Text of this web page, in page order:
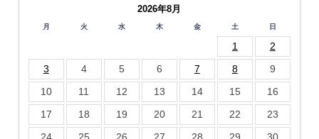
2026年8月
月 火 水 木 金 土 日
1
2
3
4 5 6 7 8
9
10
11 12 13 14 15
16
17
18 19 20 21 22
23
24
25 26 27 28 29
30